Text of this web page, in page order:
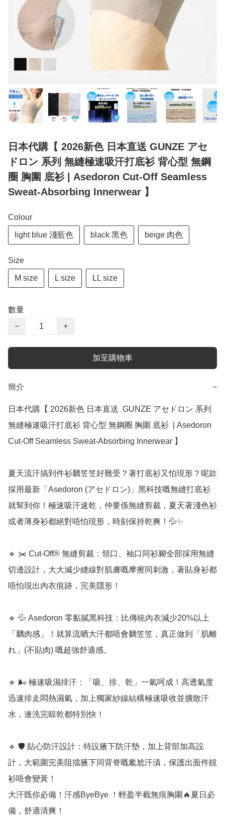
日本代購【 2026新色 日本直送 GUNZE アセ
ドロン 系列 無縫極速吸汗打底衫 背心型 無鋼
圈 胸圍 底衫 | Asedoron Cut-Off Seamless
Sweat-Absorbing Innerwear 】
Colour
light blue 淺藍色 black 黑色 beige 肉色
Size
M size L size LL size
數量
−
+
加至購物車
簡介 −
日本代購【 2026新色 日本直送  GUNZE アセドロン 系列
無縫極速吸汗打底衫 背心型 無鋼圈 胸圍 底衫  | Asedoron
Cut-Off Seamless Sweat-Absorbing Innerwear 】
夏天流汗搞到件衫黐笠笠好難受？著打底衫又怕現形？呢款
採用最新「Asedoron (アセドロン)」黑科技嘅無縫打底衫
就幫到你！極速吸汗速乾，仲要係無縫剪裁，夏天著淺色衫
或者薄身衫都絕對唔怕現形，時刻保持乾爽！💦✨
🔹 ✂️ Cut-Off® 無縫剪裁：領口、袖口同衫腳全部採用無縫
切邊設計，大大減少縫線對肌膚嘅摩擦同刺激，著貼身衫都
唔怕現出內衣痕跡，完美隱形！
🔹 💦 Asedoron 零黏膩黑科技：比傳統內衣減少20%以上
「黐肉感」！就算流晒大汗都唔會黐笠笠，真正做到「肌離
れ」(不貼肉) 嘅超強舒適感。
🔹 🌬️ 極速吸濕排汗：「吸、排、乾」一氣呵成！高透氣度
迅速排走悶熱濕氣，加上獨家紗線結構極速吸收並擴散汗
水，連洗完晾乾都特別快！
🔹 🛡️ 貼心防汗設計：特設腋下防汗墊，加上背部加高設
計，大範圍完美阻擋腋下同背脊嘅尷尬汗漬，保護出面件靚
衫唔會變黃！
大汗既你必備！汗感ByeBye ！輕盈半截無痕胸圍🔥夏日必
備，舒適清爽！